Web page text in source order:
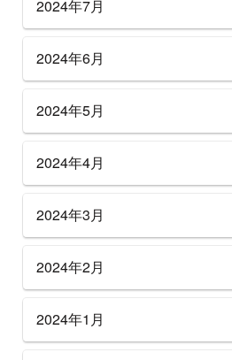
2024年7月
2024年6月
2024年5月
2024年4月
2024年3月
2024年2月
2024年1月